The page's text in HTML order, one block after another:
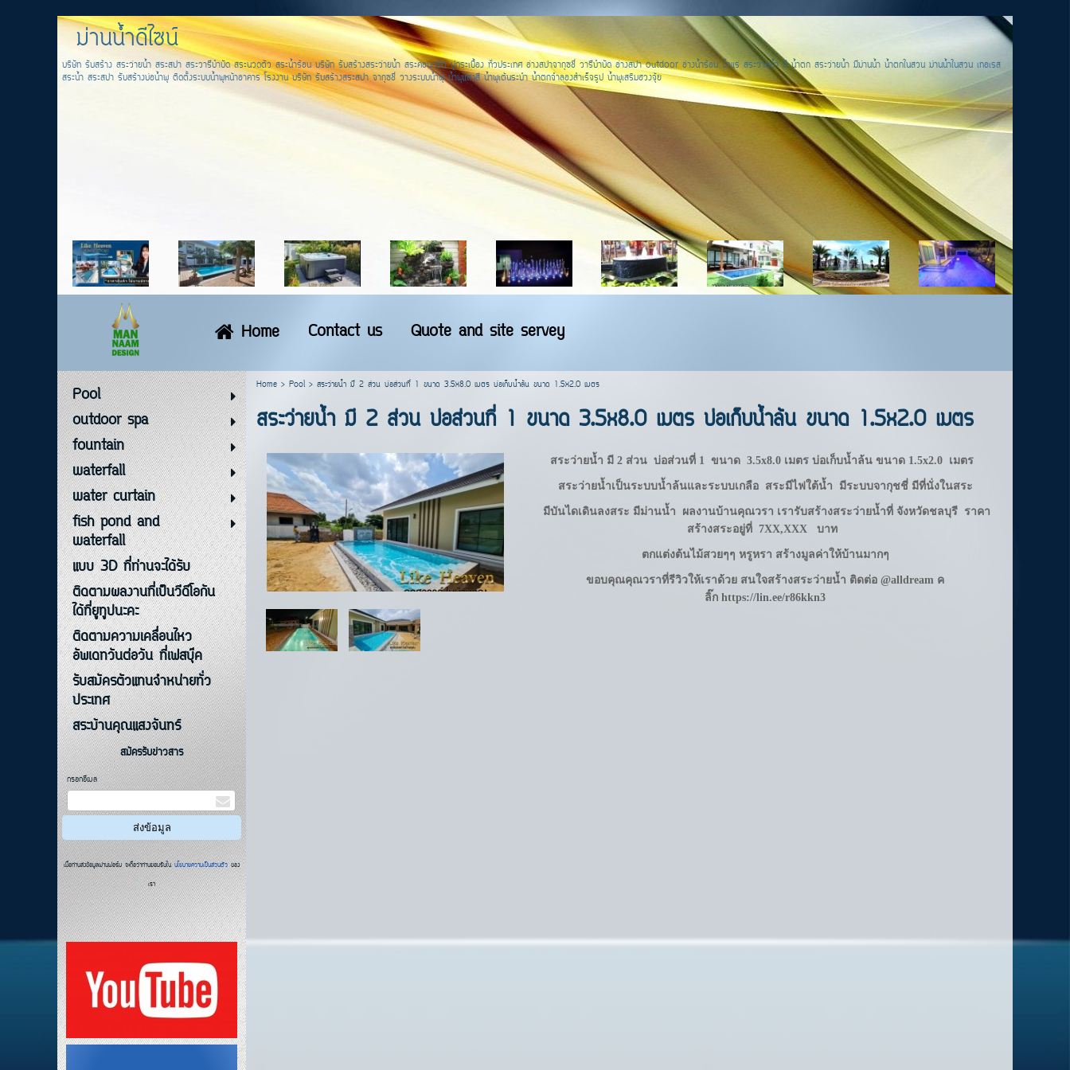
ม่านน้ำดีไซน์
บริษัท รับสร้าง สระว่ายน้ำ สระสปา สระวารีบำบัด สระนวดตัว สระน้ำร้อน บริษัท รับสร้างสระว่ายน้ำ สระคอนกรีต ปูกระเบื้อง ทั่วประเทศ อ่างสปาจากุซชี่ วารีบำบัด อ่างสปา outdoor อ่างน้ำร้อน น้ำแร่ สระว่ายน้ำ มี น้ำตก สระว่ายน้ำ มีม่านน้ำ น้ำตกในสวน ม่านน้ำในสวน เทอเรส
สระน้ำ สระสปา รับสร้างบ่อน้ำพุ ติดตั้งระบบน้ำพุหน้าอาคาร โรงงาน บริษัท รับสร้างสระสปา จากุซชี่ วางระบบน้ำพุ น้ำพุแสงสี น้ำพุเต้นระบำ น้ำตกจำลองสำเร็จรูป น้ำพุเสริมฮวงจุ้ย
Home Contact us Quote and site servey
Pool
outdoor spa
fountain
waterfall
water curtain
fish pond and
waterfall
แบบ 3D ที่ท่านจะได้รับ
ติดตามผลงานที่เป็นวีดีโอกัน
ได้ที่ยูทูปนะคะ
ติดตามความเคลื่อนไหว
อัพเดทวันต่อวัน ที่เฟสบุ๊ค
รับสมัครตัวแทนจำหน่ายทั่ว
ประเทศ
สระบ้านคุณแสงจันทร์
สมัครรับข่าวสาร
กรอกอีเมล
เมื่อท่านส่งข้อมูลผ่านฟอร์ม จะถือว่าท่านยอมรับในนโยบายความเป็นส่วนตัวของ
เรา
Home> Pool> สระว่ายน้ำ มี 2 ส่วน บ่อส่วนที่ 1 ขนาด 3.5x8.0 เมตร บ่อเก็บน้ำล้น ขนาด 1.5x2.0 เมตร
สระว่ายน้ำ มี 2 ส่วน บ่อส่วนที่ 1 ขนาด 3.5x8.0 เมตร บ่อเก็บน้ำล้น ขนาด 1.5x2.0 เมตร
สระว่ายน้ำ มี 2 ส่วน บ่อส่วนที่ 1 ขนาด 3.5x8.0 เมตร บ่อเก็บน้ำล้น ขนาด 1.5x2.0 เมตร
สระว่ายน้ำเป็นระบบน้ำล้นและระบบเกลือ สระมีไฟใต้น้ำ มีระบบจากุชชี่ มีที่นั่งในสระ
มีบันไดเดินลงสระ มีม่านน้ำ ผลงานบ้านคุณวรา เรารับสร้างสระว่ายน้ำที่ จังหวัดชลบุรี ราคา
สร้างสระอยู่ที่ 7XX,XXX บาท
ตกแต่งต้นไม้สวยๆๆ หรูหรา สร้างมูลค่าให้บ้านมากๆ
ขอบคุณคุณวราที่รีวิวให้เราด้วย สนใจสร้างสระว่ายน้ำ ติดต่อ @alldream ค
ลิ๊กhttps://lin.ee/r86kkn3